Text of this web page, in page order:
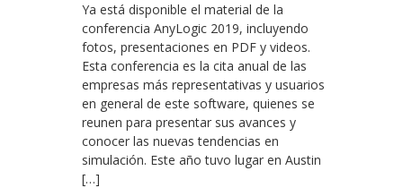
Ya está disponible el material de la
conferencia AnyLogic 2019, incluyendo
fotos, presentaciones en PDF y videos.
Esta conferencia es la cita anual de las
empresas más representativas y usuarios
en general de este software, quienes se
reunen para presentar sus avances y
conocer las nuevas tendencias en
simulación. Este año tuvo lugar en Austin
[…]